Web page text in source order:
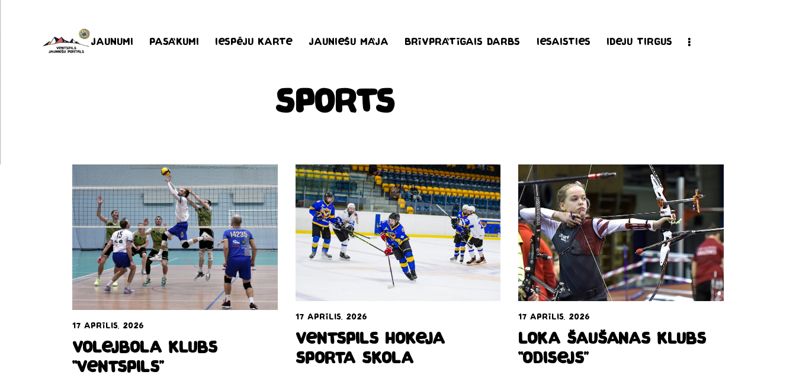
Jaunumi Pasākumi Iespēju karte Jauniešu māja Brīvprātīgais darbs Iesaisties Ideju tirgus
Sports
17 aprīlis, 2026
Volejbola klubs
“Ventspils”
17 aprīlis, 2026
Ventspils hokeja
sporta skola
17 aprīlis, 2026
Loka šaušanas klubs
“Odisejs”